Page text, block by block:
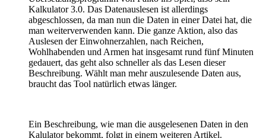
Kalkulator 3.0. Das Datenauslesen ist allerdings
abgeschlossen, da man nun die Daten in einer Datei hat, die
man weiterverwenden kann. Die ganze Aktion, also das
Auslesen der Einwohnerzahlen, nach Reichen,
Wohlhabenden und Armen hat insgesamt rund fünf Minuten
gedauert, das geht also schneller als das Lesen dieser
Beschreibung. Wählt man mehr auszulesende Daten aus,
braucht das Tool natürlich etwas länger.
Ein Beschreibung, wie man die ausgelesenen Daten in den
Kalulator bekommt, folgt in einem weiteren Artikel.